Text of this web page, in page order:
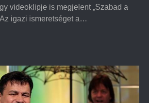
videoklipje is megjelent „Szabad a
igazi ismeretséget a…